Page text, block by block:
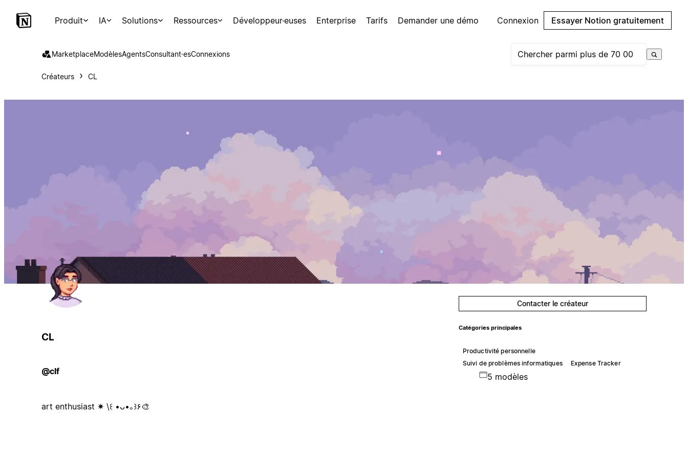
Produit IA Solutions Ressources Développeur·euses Enterprise Tarifs Demander une démo Connexion Essayer Notion gratuitement
MarketplaceModèlesAgentsConsultant·esConnexions
Créateurs CL
CL
@clf
art enthusiast ✷ \꒰ •ᴗ•｡꒱۶🎨
Contacter le créateur
Catégories principales
Productivité personnelle
Suivi de problèmes informatiques
Expense Tracker
5 modèles